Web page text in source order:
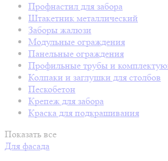
Профнастил для забора
Штакетник металлический
Заборы жалюзи
Модульные ограждения
Панельные ограждения
Профильные трубы и
Колпаки и заглушки для столбов
Пескобетон
Крепеж для забора
Краска для подкрашивания
Показать все
Для фасада